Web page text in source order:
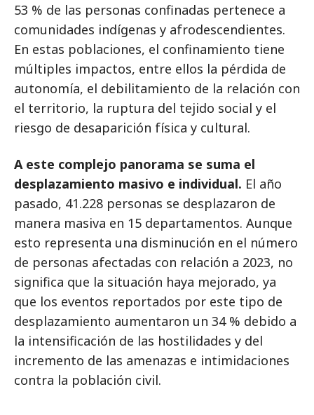
53 % de las personas confinadas pertenece a
comunidades indígenas y afrodescendientes.
En estas poblaciones, el confinamiento tiene
múltiples impactos, entre ellos la pérdida de
autonomía, el debilitamiento de la relación con
el territorio, la ruptura del tejido social y el
riesgo de desaparición física y cultural.
A este complejo panorama se suma el
desplazamiento masivo e individual. El año
pasado, 41.228 personas se desplazaron de
manera masiva en 15 departamentos. Aunque
esto representa una disminución en el número
de personas afectadas con relación a 2023, no
significa que la situación haya mejorado, ya
que los eventos reportados por este tipo de
desplazamiento aumentaron un 34 % debido a
la intensificación de las hostilidades y del
incremento de las amenazas e intimidaciones
contra la población civil.